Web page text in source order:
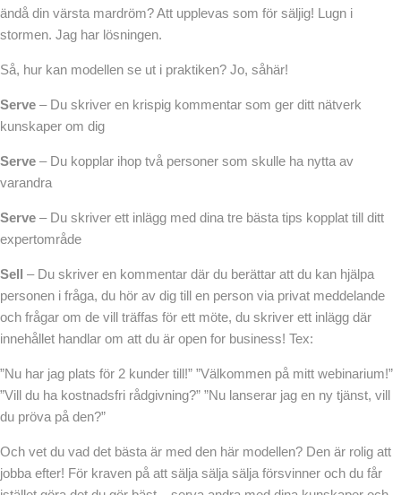
ändå din värsta mardröm? Att upplevas som för säljig! Lugn i
stormen. Jag har lösningen.
Så, hur kan modellen se ut i praktiken? Jo, såhär!
Serve – Du skriver en krispig kommentar som ger ditt nätverk
kunskaper om dig
Serve – Du kopplar ihop två personer som skulle ha nytta av
varandra
Serve – Du skriver ett inlägg med dina tre bästa tips kopplat till ditt
expertområde
Sell – Du skriver en kommentar där du berättar att du kan hjälpa
personen i fråga, du hör av dig till en person via privat meddelande
och frågar om de vill träffas för ett möte, du skriver ett inlägg där
innehållet handlar om att du är open for business! Tex:
”Nu har jag plats för 2 kunder till!” ”Välkommen på mitt webinarium!”
”Vill du ha kostnadsfri rådgivning?” ”Nu lanserar jag en ny tjänst, vill
du pröva på den?”
Och vet du vad det bästa är med den här modellen? Den är rolig att
jobba efter! För kraven på att sälja sälja sälja försvinner och du får